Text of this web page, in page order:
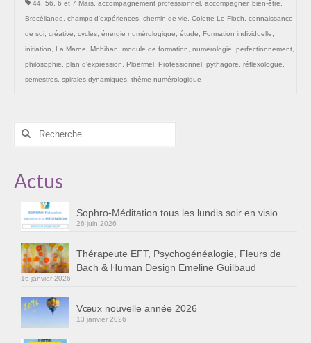
Les Onctions Sacrées -La Magdaléenne –
Nadine-Sarah Penna
Qui suis je ?
Mon cursus d’évolution vers une femme plus
Témoignages
Initiation à la sophrologie « offerte »
Sophro-Méditation tous les lundis soir en visio
Prendre contact
Bertrand Thomas, Psychopraticien
Cursus « Le chemin par la psyché »
44 56 6 et 7 Mars accompagnement professionnel accompagner, bien-être
Brocéliande
champs d'expériences chemin de vie Colette Le Floch
connaissance
de soi créative cycles énergie numérologique étude Formation individuelle
initiation
La Marne Mobihan module de formation numérologie perfectionnement
philosophie
plan d'expression Ploërmel Professionnel pythagore réflexologue
semestres spirales dynamiques thème numérologique
Rechercher
Actus
Sophro-Méditation tous les lundis soir en visio
26 juin 2026
Thérapeute EFT, Psychogénéalogie, Fleurs de
Bach & Human Design Emeline Guilbaud
16 janvier 2026
Vœux nouvelle année 2026
13 janvier 2026